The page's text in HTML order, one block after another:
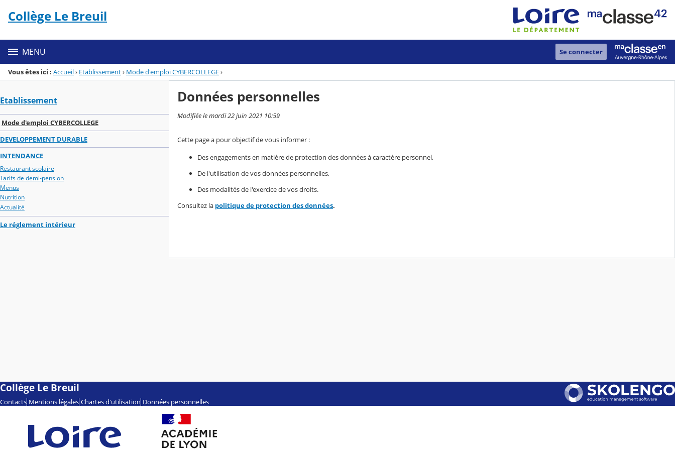
Menu de la rubrique
Contenu
Collège Le Breuil
MENU Se connecter
Vous êtes ici : Accueil› Etablissement› Mode d'emploi CYBERCOLLEGE›
Etablissement
Mode d'emploi CYBERCOLLEGE
DEVELOPPEMENT DURABLE
INTENDANCE
Restaurant scolaire
Tarifs de demi-pension
Menus
Nutrition
Actualité
Le réglement intérieur
Données personnelles
Modifiée le mardi 22 juin 2021 10:59
Cette page a pour objectif de vous informer :
Des engagements en matière de protection des données à caractère personnel,
De l'utilisation de vos données personnelles,
Des modalités de l'exercice de vos droits.
Consultez la politique de protection des données.
Collège Le Breuil
Contacts Mentions légales Chartes d'utilisation Données personnelles